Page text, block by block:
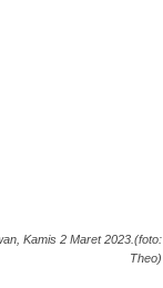
Kamis 2 Maret 2023.(foto:
Theo)